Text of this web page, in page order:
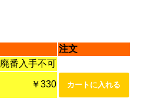
注文
廃番入手不可
￥330